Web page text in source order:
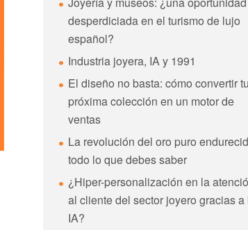
desperdiciada en el turismo de lujo
español?
Industria joyera, IA y 1991
El diseño no basta: cómo convertir tu
próxima colección en un motor de
ventas
La revolución del oro puro
todo lo que debes saber
¿Hiper-personalización en la
al cliente del sector joyero gracias a
IA?